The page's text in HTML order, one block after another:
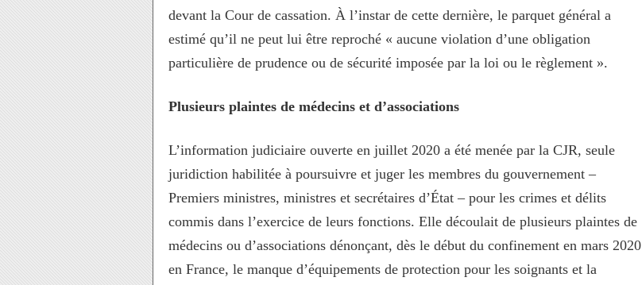
devant la Cour de cassation. À l’instar de cette dernière, le parquet général a
estimé qu’il ne peut lui être reproché « aucune violation d’une obligation
particulière de prudence ou de sécurité imposée par la loi ou le règlement ».
Plusieurs plaintes de médecins et d’associations
L’information judiciaire ouverte en juillet 2020 a été menée par la CJR, seule
juridiction habilitée à poursuivre et juger les membres du gouvernement –
Premiers ministres, ministres et secrétaires d’État – pour les crimes et délits
commis dans l’exercice de leurs fonctions. Elle découlait de plusieurs plaintes de
médecins ou d’associations dénonçant, dès le début du confinement en mars 2020
en France, le manque d’équipements de protection pour les soignants et la